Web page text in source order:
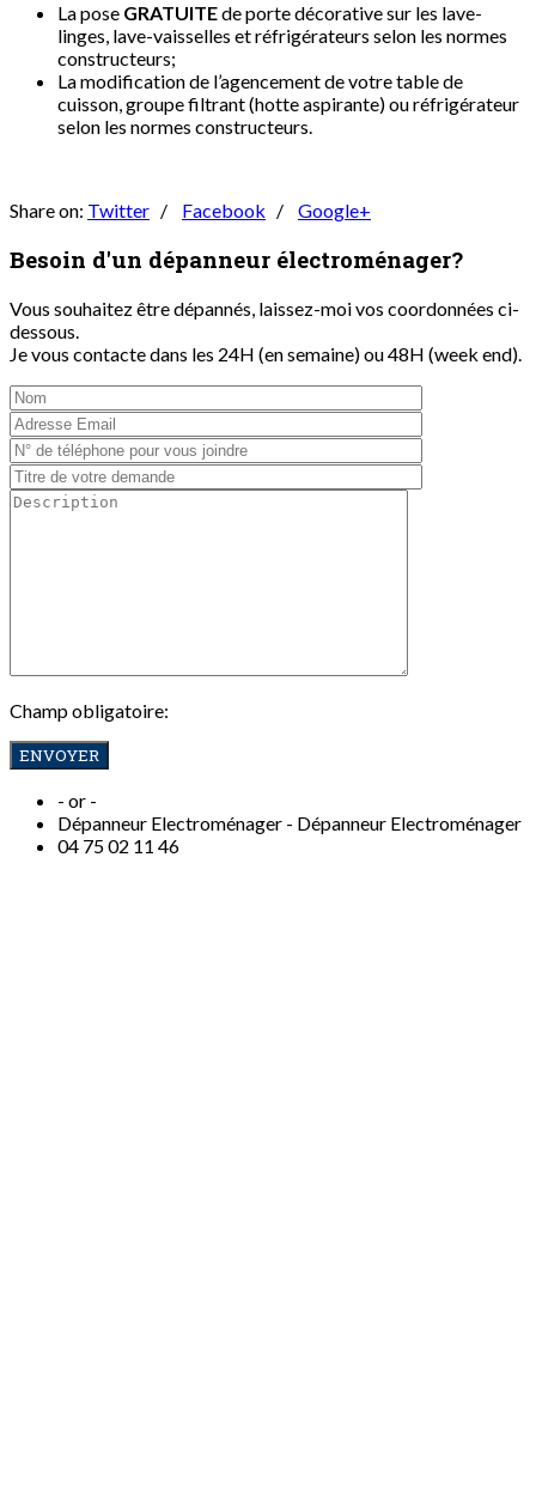
La pose GRATUITEde porte décorative sur les lave-
linges, lave-vaisselles et réfrigérateurs selon les normes
constructeurs;
La modification de l’agencement de votre table de
cuisson, groupe filtrant (hotte aspirante) ou réfrigérateur
selon les normes constructeurs.
Share on: Twitter / Facebook / Google+
Besoin d'un dépanneur électroménager?
Vous souhaitez être dépannés, laissez-moi vos coordonnées ci-
dessous.
Je vous contacte dans les 24H (en semaine) ou 48H (week end).
Champ obligatoire:
- or -
Dépanneur Electroménager - Dépanneur Electroménager
04 75 02 11 46